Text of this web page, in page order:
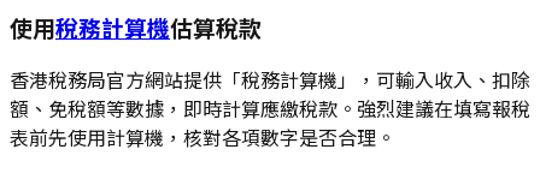
使用稅務計算機估算稅款
香港稅務局官方網站提供「稅務計算機」，可輸入收入、扣除
額、免稅額等數據，即時計算應繳稅款。強烈建議在填寫報稅
表前先使用計算機，核對各項數字是否合理。